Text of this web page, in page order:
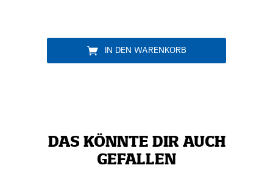
IN DEN WARENKORB
DAS KÖNNTE DIR AUCH
GEFALLEN